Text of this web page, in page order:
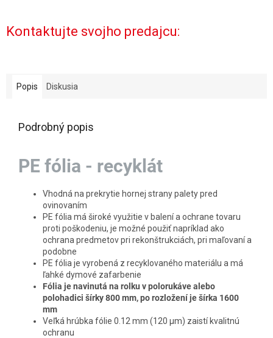
Kontaktujte svojho predajcu:
Popis Diskusia
Podrobný popis
PE fólia - recyklát
Vhodná na prekrytie hornej strany palety pred
ovinovaním
PE fólia má široké využitie v balení a ochrane tovaru
proti poškodeniu, je možné použiť napríklad ako
ochrana predmetov pri rekonštrukciách, pri maľovaní a
podobne
PE fólia je vyrobená z recyklovaného materiálu a má
ľahké dymové zafarbenie
Fólia je navinutá na rolku v polorukáve alebo
polohadici šírky 800 mm, po rozložení je šírka 1600
mm
Veľká hrúbka fólie 0.12 mm (120 µm) zaistí kvalitnú
ochranu